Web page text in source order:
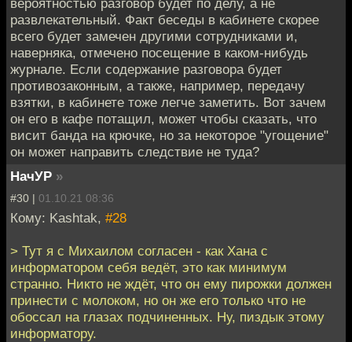
развлекательный. Факт беседы в кабинете скорее
всего будет замечен другими сотрудниками и,
наверняка, отмечено посещение в каком-нибудь
журнале. Если содержание разговора будет
противозаконным, а также, например, передачу
взятки, в кабинете тоже легче заметить. Вот зачем
он его в кафе потащил, может чтобы сказать, что
висит банда на крючке, но за некоторое "угощение"
он может направить следствие не туда?
НачУР »
#30 | 01.10.21 08:36
Кому: Kashtak, #28
> Тут я с Михаилом согласен - как Хана с
информатором себя ведёт, это как минимум
странно. Никто не ждёт, что он ему пирожки должен
принести с молоком, но он же его только что не
обоссал на глазах подчиненных. Ну, пиздык этому
информатору.